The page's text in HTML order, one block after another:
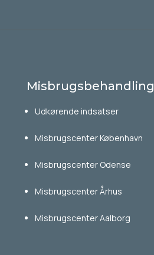
Misbrugsbehandling
Udkørende indsatser
Misbrugscenter København
Misbrugscenter Odense
Misbrugscenter Århus
Misbrugscenter Aalborg